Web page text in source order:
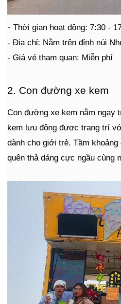
- Thời gian hoạt động: 7:30 -
- Địa chỉ: Nằm trên đỉnh núi
- Giá vé tham quan: Miễn phí
2. Con đường xe kem
Con đường xe kem nằm ngay
kem lưu động được trang trí
dành cho giới trẻ. Tầm
quên thả dáng cực ngầu cùng